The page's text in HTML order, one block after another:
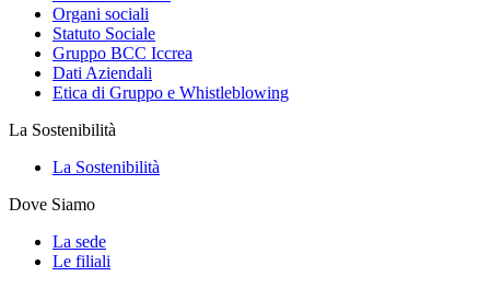
Organi sociali
Statuto Sociale
Gruppo BCC Iccrea
Dati Aziendali
Etica di Gruppo e Whistleblowing
La Sostenibilità
La Sostenibilità
Dove Siamo
La sede
Le filiali